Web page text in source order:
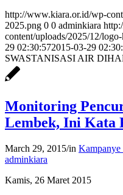
http://www.kiara.or.id/wp-
2025.png 0 0 adminkiara
content/uploads/2025/12/
29 02:30:572015-03-29
SWASTANISASI AIR
Monitoring
Lembek, Ini Kata
March 29, 2015/in
adminkiara
Kamis, 26 Maret 2015